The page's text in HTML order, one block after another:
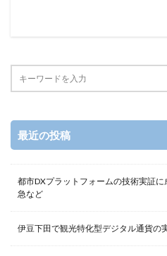
最近の投稿
都市DXプラットフォームの技術実証
急など
伊豆下田で観光特化型デジタル通貨